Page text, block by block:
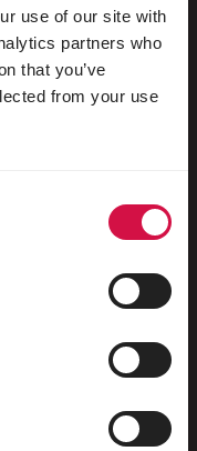
use of our site with
partners who
that you’ve
from your use